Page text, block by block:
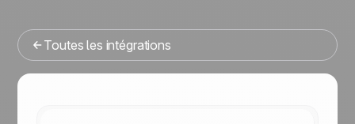
Toutes les intégrations